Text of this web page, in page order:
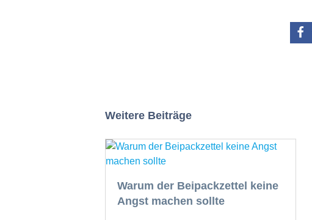
Weitere Beiträge
Warum der Beipackzettel keine
Angst machen sollte